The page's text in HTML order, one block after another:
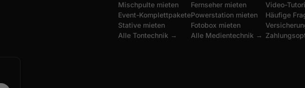
Mischpulte mieten
Event-Komplettpakete
Stative mieten
Alle Tontechnik →
Fernseher mieten
Powerstation mieten
Fotobox mieten
Alle Medientechnik →
Video-
Häufige